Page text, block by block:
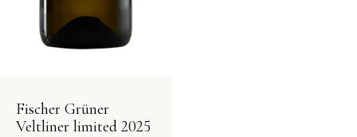
Fischer Grüner
Veltliner limited 2025